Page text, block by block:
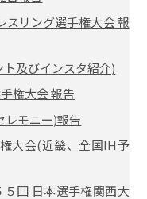
リング選手権大会 報
及びインスタ紹介)
権大会 報告
レモニー)報告
大会(近畿、全国IH予
回 日本選手権関西大